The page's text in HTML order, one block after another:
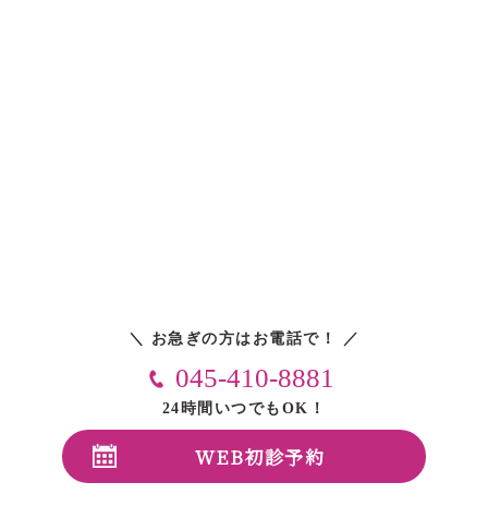
＼ お急ぎの方はお電話で！ ／
045-410-8881
24時間いつでもOK！
WEB初診予約